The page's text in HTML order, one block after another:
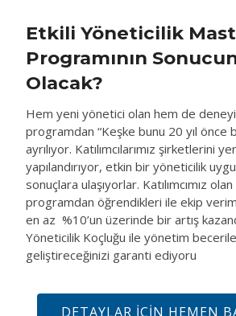
Etkili Yöneticilik
Programının
Olacak?
Hem yeni yönetici olan hem de
programdan “Keşke bunu 20 yıl önce
ayrılıyor. Katılımcılarımız şirketlerini
yapılandırıyor, etkin bir yöneticilik
sonuçlara ulaşıyorlar. Katılımcımız
programdan öğrendikleri ile ekip
en az %10’un üzerinde bir artış
Yöneticilik Koçluğu ile yönetim
geliştireceğinizi garanti ediyoru
DETAYLAR IÇIN HEMEN